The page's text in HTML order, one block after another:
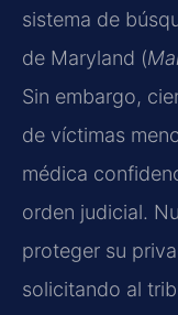
sistema de
de Maryland (
Sin embargo,
de víctimas
médica
orden judicial.
proteger su
solicitando al